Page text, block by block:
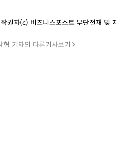
권자(c) 비즈니스포스트 무단전재 및
형 기자의 다른기사보기